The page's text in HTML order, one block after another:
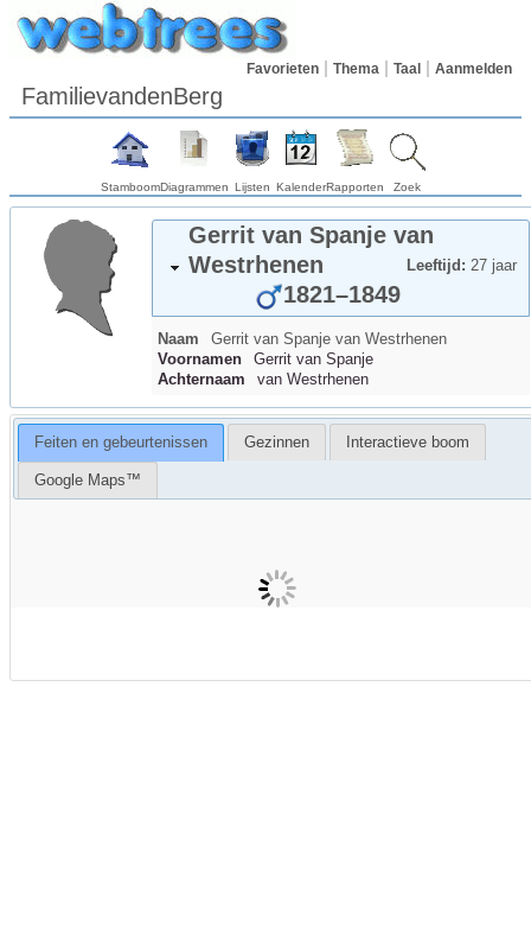
Favorieten Thema Taal Aanmelden
FamilievandenBerg
StamboomDiagrammen Lijsten KalenderRapporten Zoek
Gerrit van Spanje van
Westrhenen
Leeftijd: 27 jaar
1821–1849
Naam Gerrit van Spanje van Westrhenen
Voornamen
Gerrit van Spanje
Achternaam
van Westrhenen
Feiten en gebeurtenissen Gezinnen Interactieve boom
Google Maps™